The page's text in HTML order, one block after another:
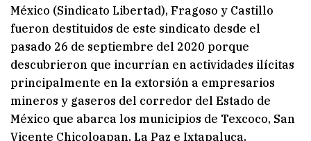
México (Sindicato Libertad), Fragoso y Castillo
fueron destituidos de este sindicato desde el
pasado 26 de septiembre del 2020 porque
descubrieron que incurrían en actividades ilícitas
principalmente en la extorsión a empresarios
mineros y gaseros del corredor del Estado de
México que abarca los municipios de Texcoco, San
Vicente Chicoloapan, La Paz e Ixtapaluca.